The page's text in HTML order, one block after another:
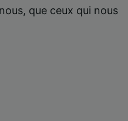
que ceux qui nous